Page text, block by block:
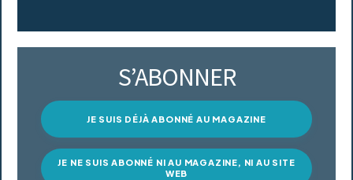
S’ABONNER
JE SUIS DÉJÀ ABONNÉ AU MAGAZINE
JE NE SUIS ABONNÉ NI AU MAGAZINE, NI AU SITE
WEB